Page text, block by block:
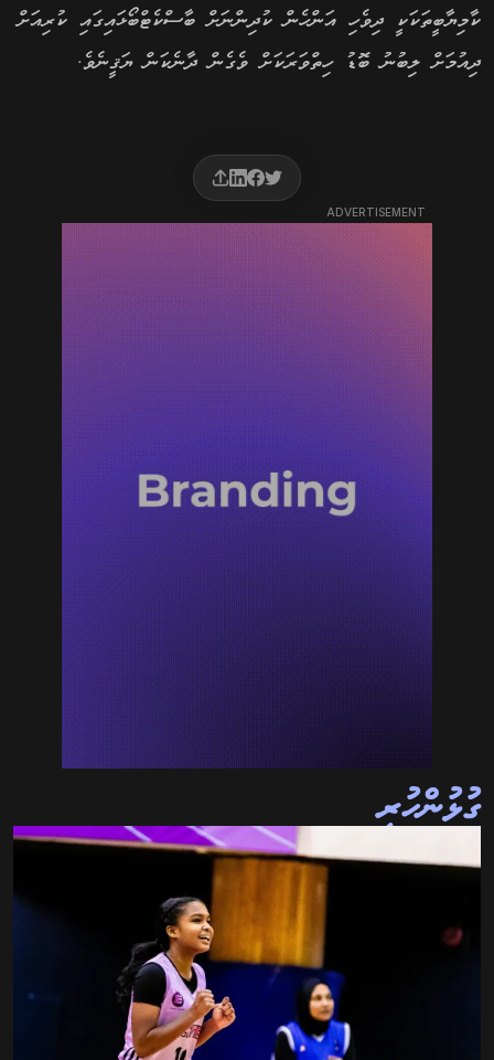
ކާމިޔާބީތަކަކީ ދިވެހި އަންހެން ކުދިންނަށް ބާސްކެޓްބޯޅައިގައި ކުރިއަށް
ދިއުމަށް ލިބުނު ބޮޑު ހިތްވަރަކަށް ވެގެން ދާނެކަން ޔަޤީނެވެ.
ADVERTISEMENT
ގުޅުންހުރި